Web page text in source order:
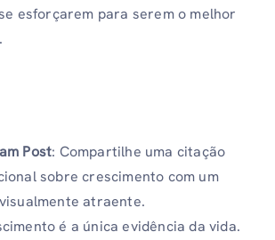
esforçarem para serem o melhor
Post: Compartilhe uma citação
sobre crescimento com um
atraente.
é a única evidência da vida.